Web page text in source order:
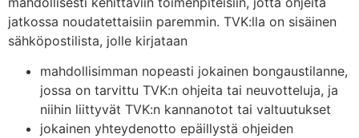
jatkossa noudatettaisiin paremmin. TVK:lla on sisäinen
sähköpostilista, jolle kirjataan
mahdollisimman nopeasti jokainen bongaustilanne,
jossa on tarvittu TVK:n ohjeita tai neuvotteluja, ja
niihin liittyvät TVK:n kannanotot tai valtuutukset
jokainen yhteydenotto epäillystä ohjeiden